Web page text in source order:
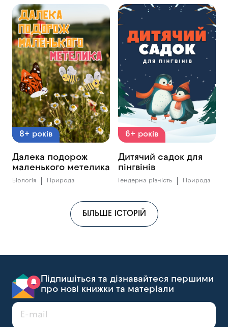
8+ років
Далека подорож
маленького метелика
Біологія Природа
6+ років
Дитячий садок для
пінгвінів
Гендерна рівність Природа
БІЛЬШЕ ІСТОРІЙ
Підпишіться та дізнавайтеся першими
про нові книжки та матеріали